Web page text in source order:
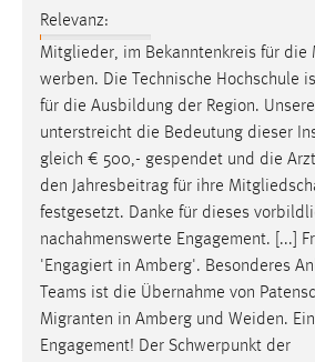
Relevanz:
Mitglieder, im Bekanntenkreis für die
werben. Die Technische Hochschule
für die Ausbildung der Region. Unsere
unterstreicht die Bedeutung dieser
gleich € 500,- gespendet und die
den Jahresbeitrag für ihre
festgesetzt. Danke für dieses
nachahmenswerte Engagement. [...]
'Engagiert in Amberg'. Besonderes
Teams ist die Übernahme von
Migranten in Amberg und Weiden.
Engagement! Der Schwerpunkt der